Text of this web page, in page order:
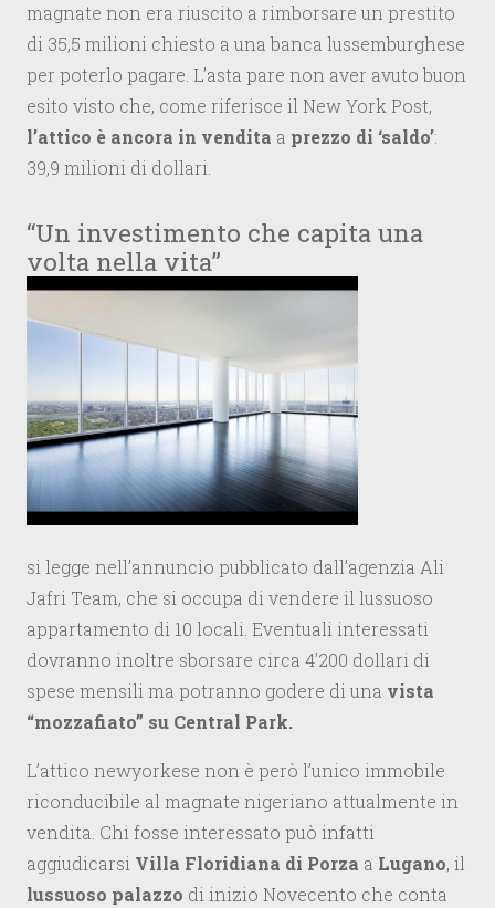
magnate non era riuscito a rimborsare un prestito
di 35,5 milioni chiesto a una banca lussemburghese
per poterlo pagare. L’asta pare non aver avuto buon
esito visto che, come riferisce il New York Post,
l’attico è ancora in vendita a prezzo di ‘saldo’:
39,9 milioni di dollari.
“Un investimento che capita una
volta nella vita”
si legge nell’annuncio pubblicato dall’agenzia Ali
Jafri Team, che si occupa di vendere il lussuoso
appartamento di 10 locali. Eventuali interessati
dovranno inoltre sborsare circa 4’200 dollari di
spese mensili ma potranno godere di una vista
“mozzafiato” su Central Park.
L’attico newyorkese non è però l’unico immobile
riconducibile al magnate nigeriano attualmente in
vendita. Chi fosse interessato può infatti
aggiudicarsi Villa Floridiana di Porza a Lugano, il
lussuoso palazzo di inizio Novecento che conta